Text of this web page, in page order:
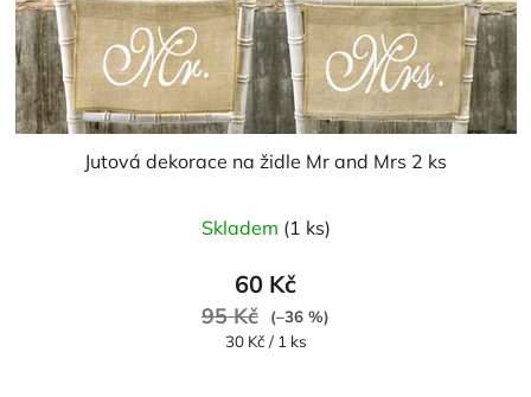
Jutová dekorace na židle Mr and Mrs 2 ks
Skladem (1 ks)
60 Kč
95 Kč
(–36 %)
Měrná
30 Kč / 1 ks